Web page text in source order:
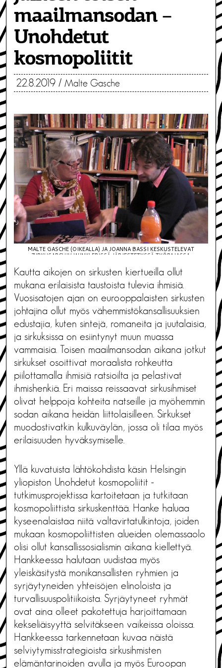
maailmansodan –
Unohdetut
kosmopoliitit
22.8.2019 / Malte Gasche
MALTE GASCHE (OIKEALLA) JA JOANNA BASSI KESKUSTELEVAT
ZIRKUSARCHIV WINKLERISSÄ JÄRJESTETYSSÄ TYÖPAJASSA.
Kautta aikojen on sirkusten kiertueilla ollut
mukana erilaisista taustoista tulevia ihmisiä.
Vuosisatojen ajan on eurooppalaisten sirkusten
johtajina ollut myös vähemmistökansallisuuksien
edustajia, kuten sintejä, romaneita ja juutalaisia,
ja sirkuksissa on esiintynyt muun muassa
vammaisia. Toisen maailmansodan aikana jotkut
sirkukset osoittivat moraalista rohkeutta
piilottamalla ihmisiä ratsioilta ja pelastivat
ihmishenkiä. Eri maissa reissaavat sirkusihmiset
olivat helppoja kohteita natseille ja myöhemmin
sodan aikana heidän liittolaisilleen. Sirkukset
muodostivatkin kulkuväylän, jossa oli tilaa myös
erilaisuuden hyväksymiselle.
Yllä kuvatuista lähtökohdista käsin Helsingin
yliopiston Unohdetut kosmopoliitit -
tutkimusprojektissa kartoitetaan ja tutkitaan
kosmopoliittista sirkuskenttää. Hanke haluaa
kyseenalaistaa niitä valtavirtatulkintoja, joiden
mukaan kosmopoliittisten alueiden olemassaolo
olisi ollut kansallissosialismin aikana kiellettyä.
Hankkeessa halutaan uudistaa myös
yleiskäsitystä monikansallisten ryhmien ja
syrjäytyneiden yhteisöjen elinoloista ja
turvallisuuspolitiikoista. Syrjäytyneet ryhmät
ovat aina olleet pakotettuja harjoittamaan
kekseliäisyyttä selvitäkseen vaikeissa oloissa.
Hankkeessa tarkennetaan kuvaa näistä
selviytymisstrategioista sirkusihmisten
elämäntarinoiden avulla ja myös Euroopan